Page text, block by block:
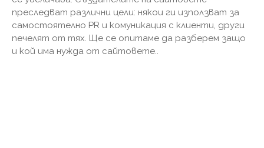
преследват различни цели: някои ги използват за
самостоятелно PR и комуникация с клиенти, други
печелят от тях. Ще се опитаме да разберем защо
и кой има нужда от сайтовете..